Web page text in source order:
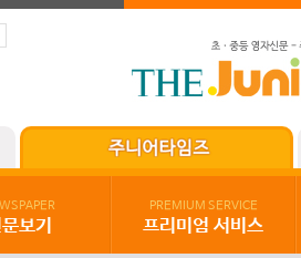
보기
PREMIUM SERVICE
프리미엄 서비스